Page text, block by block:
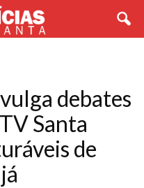
debates
Santa
de